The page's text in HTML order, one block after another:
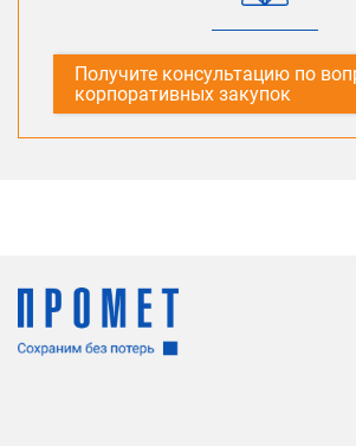
Получите консультацию по
корпоративных закупок